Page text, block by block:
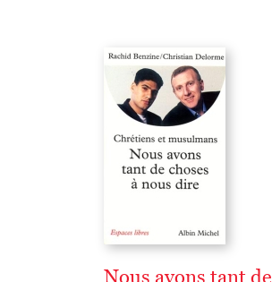
Nous avons tant de